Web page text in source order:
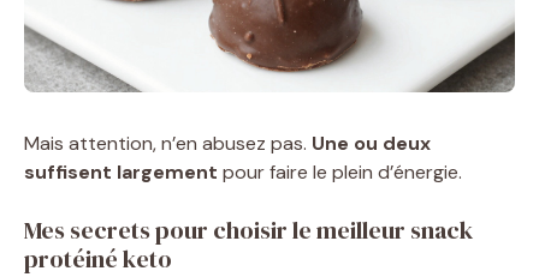
Mais attention, n’en abusez pas. Une ou deux
suffisent largement pour faire le plein d’énergie.
Mes secrets pour choisir le meilleur snack
protéiné keto